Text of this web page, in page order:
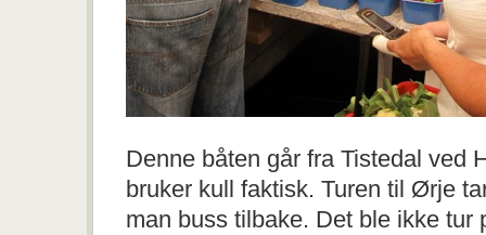
Denne båten går fra Tistedal ved
bruker kull faktisk. Turen til Ørje
man buss tilbake. Det ble ikke tur